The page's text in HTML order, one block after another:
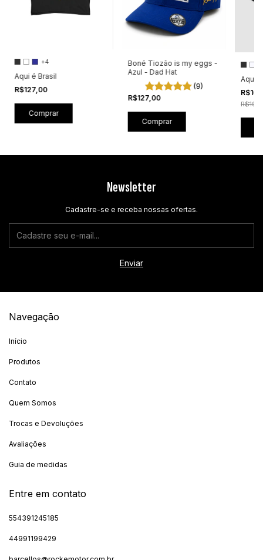
+4
Aqui é Brasil
R$127,00
Comprar
Boné Tiozão is my eggs -
Azul - Dad Hat
(9)
R$127,00
Aqui
Newsletter
Cadastre-se e receba nossas ofertas.
Navegação
Início
Produtos
Contato
Quem Somos
Trocas e Devoluções
Avaliações
Guia de medidas
Entre em contato
554391245185
44991199429